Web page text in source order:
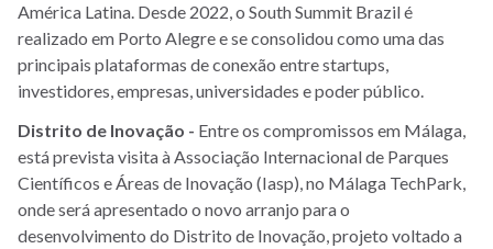
América Latina. Desde 2022, o South Summit Brazil é
realizado em Porto Alegre e se consolidou como uma das
principais plataformas de conexão entre startups,
investidores, empresas, universidades e poder público.
Distrito de Inovação - Entre os compromissos em Málaga,
está prevista visita à Associação Internacional de Parques
Científicos e Áreas de Inovação (Iasp), no Málaga TechPark,
onde será apresentado o novo arranjo para o
desenvolvimento do Distrito de Inovação, projeto voltado a